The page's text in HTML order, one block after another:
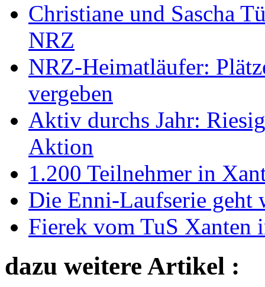
Christiane und Sascha
NRZ
NRZ-Heimatläufer:
vergeben
Aktiv durchs Jahr:
Aktion
1.200 Teilnehmer in
Die Enni-Laufserie geht
Fierek vom TuS Xanten
dazu weitere Artikel :